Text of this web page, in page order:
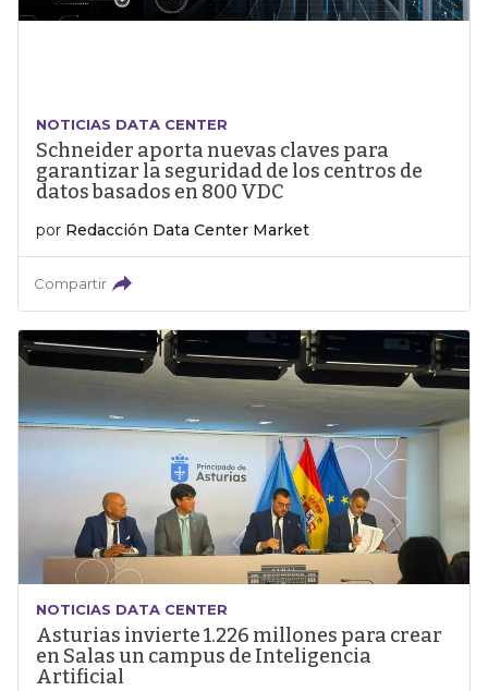
NOTICIAS DATA CENTER
Schneider aporta nuevas claves para
garantizar la seguridad de los centros de
datos basados en 800 VDC
por Redacción Data Center Market
Compartir
NOTICIAS DATA CENTER
Asturias invierte 1.226 millones para crear
en Salas un campus de Inteligencia
Artificial